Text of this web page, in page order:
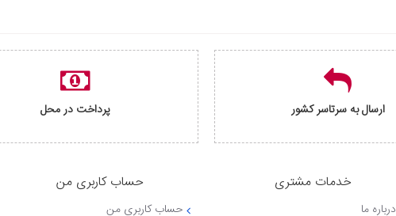
ارسال به سرتاسر کشور پرداخت در محل
خدمات مشتری
درباره ما
حساب کاربری من
حساب کاربری من